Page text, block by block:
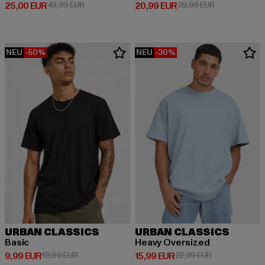
25,00 EUR
Derzeitiger Preis: 25,00 EUR
49,99 EURAktionspreis: 49,99 EUR
20,99 EUR
Derzeitiger Preis: 20,99 EUR
29,99 EURAktionspreis:
NEU -50%
URBAN CLASSICS
Basic
9,99 EUR
Derzeitiger Preis: 9,99 EUR
19,99 EURAktionspreis: 19,99 EUR
NEU -30%
URBAN CLASSICS
Heavy Oversized
15,99 EUR
Derzeitiger Preis: 15,99 EUR
22,99 EURAktionspreis: